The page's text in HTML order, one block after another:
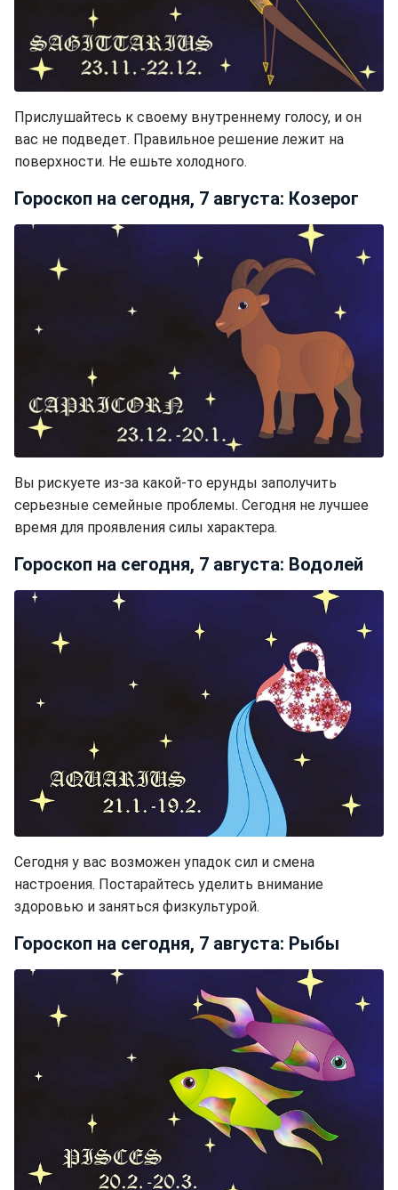
Прислушайтесь к своему внутреннему голосу, и он
вас не подведет. Правильное решение лежит на
поверхности. Не ешьте холодного.
Гороскоп на сегодня, 7 августа: Козерог
Вы рискуете из-за какой-то ерунды заполучить
серьезные семейные проблемы. Сегодня не лучшее
время для проявления силы характера.
Гороскоп на сегодня, 7 августа: Водолей
Сегодня у вас возможен упадок сил и смена
настроения. Постарайтесь уделить внимание
здоровью и заняться физкультурой.
Гороскоп на сегодня, 7 августа: Рыбы